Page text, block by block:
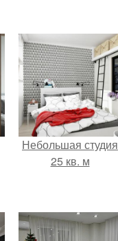
Небольшая студия
25 кв. м